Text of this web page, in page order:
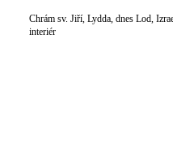
Chrám sv. Jiří, Lydda, dnes Lod,
interiér